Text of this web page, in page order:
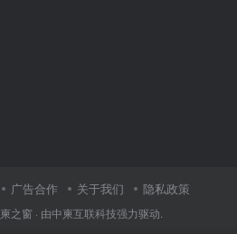
广告合作 关于我们 隐私政策
柬之窗 · 由中柬互联科技强力驱动.